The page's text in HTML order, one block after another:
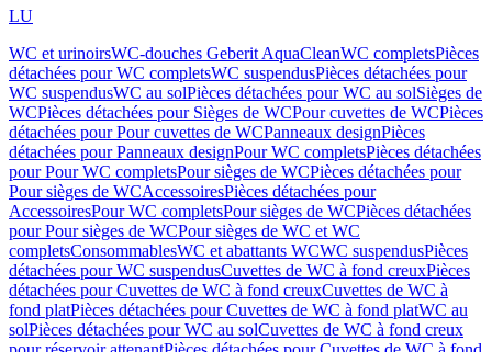
LU
WC et urinoirsWC-douches Geberit AquaCleanWC completsPièces
détachées pour WC completsWC suspendusPièces détachées pour
WC suspendusWC au solPièces détachées pour WC au solSièges de
WCPièces détachées pour Sièges de WCPour cuvettes de WCPièces
détachées pour Pour cuvettes de WCPanneaux designPièces
détachées pour Panneaux designPour WC completsPièces détachées
pour Pour WC completsPour sièges de WCPièces détachées pour
Pour sièges de WCAccessoiresPièces détachées pour
AccessoiresPour WC completsPour sièges de WCPièces détachées
pour Pour sièges de WCPour sièges de WC et WC
completsConsommablesWC et abattants WCWC suspendusPièces
détachées pour WC suspendusCuvettes de WC à fond creuxPièces
détachées pour Cuvettes de WC à fond creuxCuvettes de WC à
fond platPièces détachées pour Cuvettes de WC à fond platWC au
solPièces détachées pour WC au solCuvettes de WC à fond creux